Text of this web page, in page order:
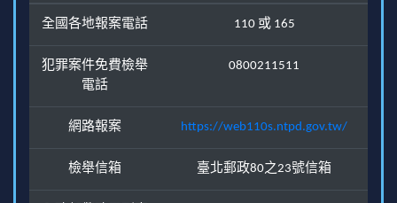
全國各地報案電話 110 或 165
犯罪案件免費檢舉
電話
0800211511
網路報案 https://web110s.ntpd.gov.tw/
檢舉信箱 臺北郵政80之23號信箱